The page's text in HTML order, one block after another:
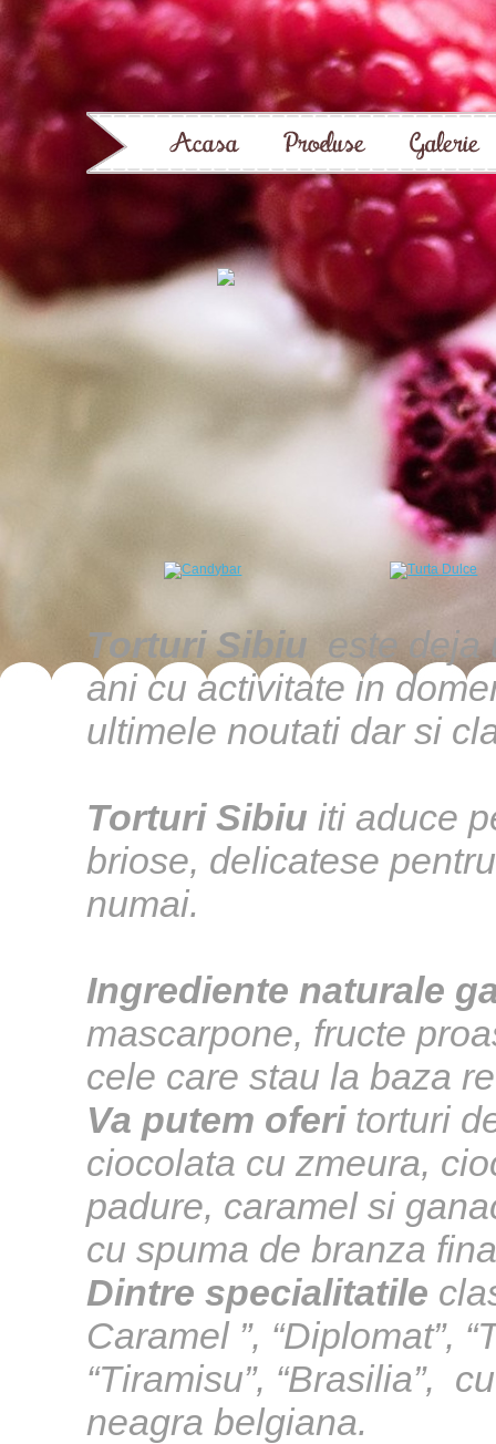
Torturi Sibiu este deja
ani cu activitate in
ultimele noutati dar si
Torturi Sibiu iti aduce
briose, delicatese
numai.
Ingrediente naturale
mascarpone, fructe
cele care stau la baza
Va putem oferitorturi
ciocolata cu zmeura,
padure, caramel si
cu spuma de branza
Dintre specialitatile
Caramel ”, “Diplomat”,
“Tiramisu”, “Brasilia”,
neagra belgiana.